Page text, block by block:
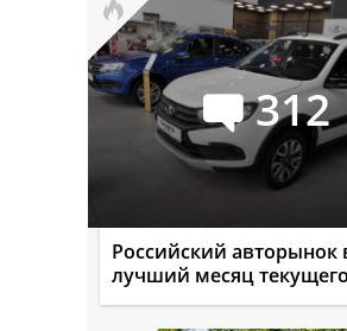
312
Российский авторынок
лучший месяц